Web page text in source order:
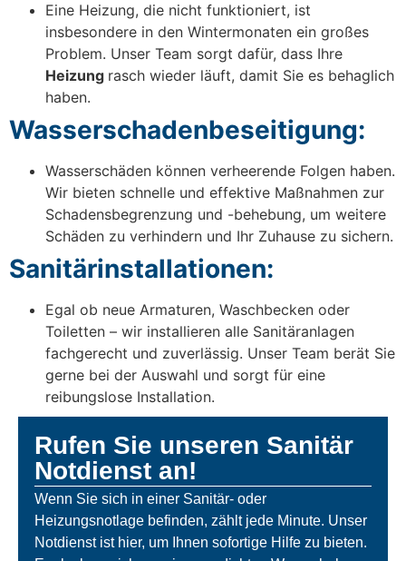
Eine Heizung, die nicht funktioniert, ist
insbesondere in den Wintermonaten ein großes
Problem. Unser Team sorgt dafür, dass Ihre
Heizung rasch wieder läuft, damit Sie es behaglich
haben.
Wasserschadenbeseitigung:
Wasserschäden können verheerende Folgen haben.
Wir bieten schnelle und effektive Maßnahmen zur
Schadensbegrenzung und -behebung, um weitere
Schäden zu verhindern und Ihr Zuhause zu sichern.
Sanitärinstallationen:
Egal ob neue Armaturen, Waschbecken oder
Toiletten – wir installieren alle Sanitäranlagen
fachgerecht und zuverlässig. Unser Team berät Sie
gerne bei der Auswahl und sorgt für eine
reibungslose Installation.
Rufen Sie unseren Sanitär
Notdienst an!
Wenn Sie sich in einer Sanitär- oder
Heizungsnotlage befinden, zählt jede Minute. Unser
Notdienst ist hier, um Ihnen sofortige Hilfe zu bieten.